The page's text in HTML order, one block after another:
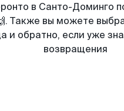
в Санто-Доминго
Также вы можете
и обратно, если уже
возвращения